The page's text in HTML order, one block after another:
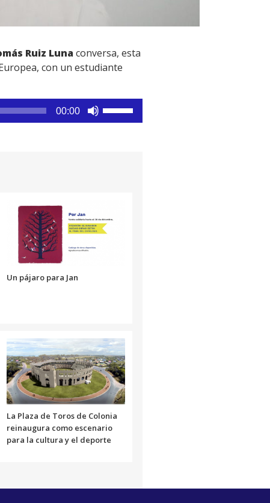
Ruiz Luna conversa, esta
con un estudiante
00:00
o
disminuir
Un pájaro para Jan
La Plaza de Toros de Colonia
reinaugura como escenario
para la cultura y el deporte